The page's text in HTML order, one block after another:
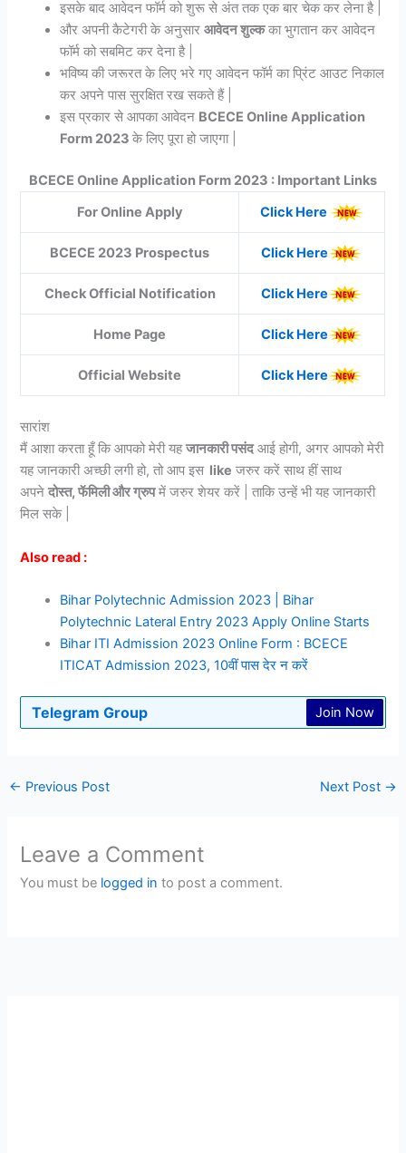
इसके बाद आवेदन फॉर्म को शुरू से अंत तक एक बार चेक कर लेना है |
और अपनी कैटेगरी के अनुसारआवेदन शुल्कका भुगतान कर आवेदन
फॉर्म को सबमिट कर देना है |
भविष्य की जरूरत के लिए भरे गए आवेदन फॉर्म का प्रिंट आउट निकाल
कर अपने पास सुरक्षित रख सकते हैं |
इस प्रकार से आपका आवेदन BCECE Online Application
Form 2023 के लिए पूरा हो जाएगा |
BCECE Online Application Form 2023 : Important Links
For Online Apply
Click Here
BCECE 2023 Prospectus Click Here
Check Official Notification Click Here
Home Page Click Here
Official Website Click Here
सारांश
मैं आशा करता हूँ कि आपको मेरी यहजानकारी पसंदआई होगी, अगर आपको मेरी
यह जानकारी अच्छी लगी हो, तो आप इस like जरुर करें साथ हीं साथ
अपनेदोस्त, फॅमिली और ग्रुपमें जरुर शेयर करें | ताकि उन्हें भी यह जानकारी
मिल सके |
Also read :
Bihar Polytechnic Admission 2023 | Bihar
Polytechnic Lateral Entry 2023 Apply Online Starts
Bihar ITI Admission 2023 Online Form : BCECE
ITICAT Admission 2023, 10वीं पास देर न करें
Telegram Group Join Now
← Previous Post Next Post →
Leave a Comment
You must be logged in to post a comment.